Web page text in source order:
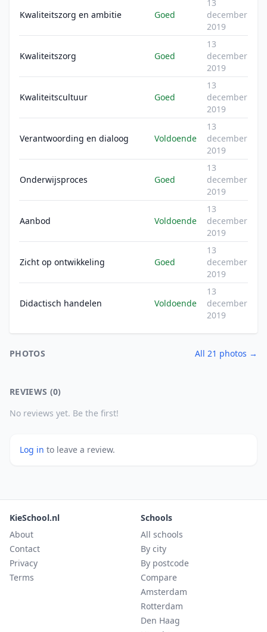
Kwaliteitszorg en ambitie Goed
13
december
2019
Kwaliteitszorg Goed
13
december
2019
Kwaliteitscultuur Goed
13
december
2019
Verantwoording en dialoog Voldoende
13
december
2019
Onderwijsproces Goed
13
december
2019
Aanbod Voldoende
13
december
2019
Zicht op ontwikkeling Goed
13
december
2019
Didactisch handelen Voldoende
13
december
2019
PHOTOS All 21 photos →
REVIEWS (0)
No reviews yet. Be the first!
Log in to leave a review.
KieSchool.nl
About
Contact
Privacy
Terms
Schools
All schools
By city
By postcode
Compare
Amsterdam
Rotterdam
Den Haag